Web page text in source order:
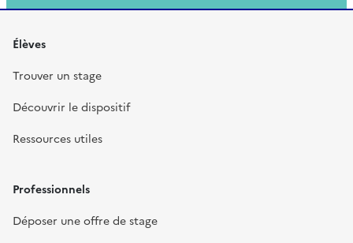
Élèves
Trouver un stage
Découvrir le dispositif
Ressources utiles
Professionnels
Déposer une offre de stage